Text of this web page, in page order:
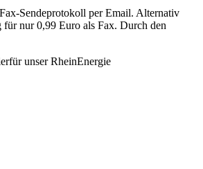
Sendeprotokoll per Email. Alternativ
für nur 0,99 Euro als Fax. Durch den
unser RheinEnergie